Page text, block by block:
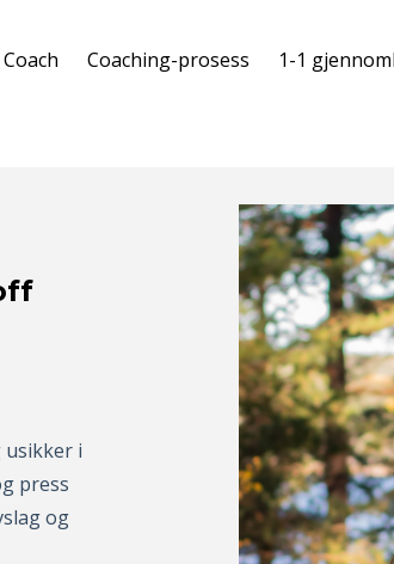
Coaching-prosess 1-1
usikker i
press
og